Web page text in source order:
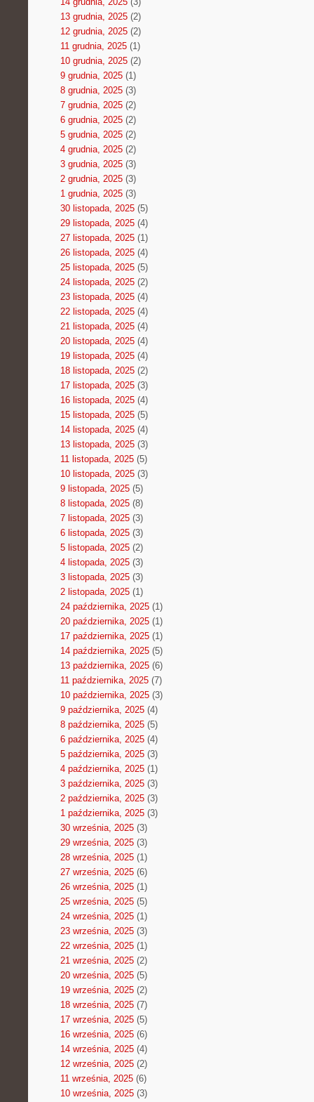
13 grudnia, 2025(2)
12 grudnia, 2025(2)
11 grudnia, 2025(1)
10 grudnia, 2025(2)
9 grudnia, 2025(1)
8 grudnia, 2025(3)
7 grudnia, 2025(2)
6 grudnia, 2025(2)
5 grudnia, 2025(2)
4 grudnia, 2025(2)
3 grudnia, 2025(3)
2 grudnia, 2025(3)
1 grudnia, 2025(3)
30 listopada, 2025(5)
29 listopada, 2025(4)
27 listopada, 2025(1)
26 listopada, 2025(4)
25 listopada, 2025(5)
24 listopada, 2025(2)
23 listopada, 2025(4)
22 listopada, 2025(4)
21 listopada, 2025(4)
20 listopada, 2025(4)
19 listopada, 2025(4)
18 listopada, 2025(2)
17 listopada, 2025(3)
16 listopada, 2025(4)
15 listopada, 2025(5)
14 listopada, 2025(4)
13 listopada, 2025(3)
11 listopada, 2025(5)
10 listopada, 2025(3)
9 listopada, 2025(5)
8 listopada, 2025(8)
7 listopada, 2025(3)
6 listopada, 2025(3)
5 listopada, 2025(2)
4 listopada, 2025(3)
3 listopada, 2025(3)
2 listopada, 2025(1)
24 października, 2025(1)
20 października, 2025(1)
17 października, 2025(1)
14 października, 2025(5)
13 października, 2025(6)
11 października, 2025(7)
10 października, 2025(3)
9 października, 2025(4)
8 października, 2025(5)
6 października, 2025(4)
5 października, 2025(3)
4 października, 2025(1)
3 października, 2025(3)
2 października, 2025(3)
1 października, 2025(3)
30 września, 2025(3)
29 września, 2025(3)
28 września, 2025(1)
27 września, 2025(6)
26 września, 2025(1)
25 września, 2025(5)
24 września, 2025(1)
23 września, 2025(3)
22 września, 2025(1)
21 września, 2025(2)
20 września, 2025(5)
19 września, 2025(2)
18 września, 2025(7)
17 września, 2025(5)
16 września, 2025(6)
14 września, 2025(4)
12 września, 2025(2)
11 września, 2025(6)
10 września, 2025(3)